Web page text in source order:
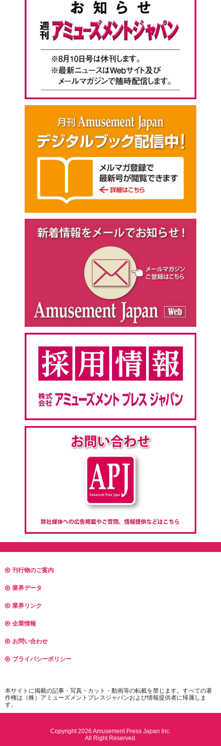
刊行物のご案内
業界データ
業界リンク
企業情報
お問い合わせ
プライバシーポリシー
本サイトに掲載の記事・写真・カット・動画等の転載を禁じます。すべての著
作権は（株）アミューズメントプレスジャパンおよび情報提供者に帰属しま
す。
Copyright 2026 Amusement Press Japan Inc.
All Right Reserved.